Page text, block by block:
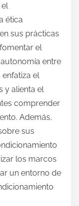
ética
sus prácticas
el
entre
el
y alienta el
comprender
Además,
sus
los marcos
un entorno de